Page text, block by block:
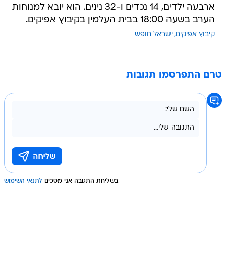
ארבעה ילדים, 14 נכדים ו-32 נינים. הוא יובא למנוחות
הערב בשעה 18:00 בבית העלמין בקיבוץ אפיקים.
קיבוץ אפיקים ישראל חופש
טרם התפרסמו תגובות
בשליחת התגובה אני מסכים לתנאי השימוש